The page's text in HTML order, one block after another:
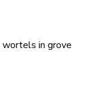
wortels in grove